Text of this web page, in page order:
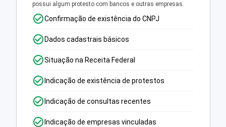
possui algum protesto com bancos e outras empresas.
Confirmação de existência do CNPJ
Dados cadastrais básicos
Situação na Receita Federal
Indicação de existência de protestos
Indicação de consultas recentes
Indicação de empresas vinculadas